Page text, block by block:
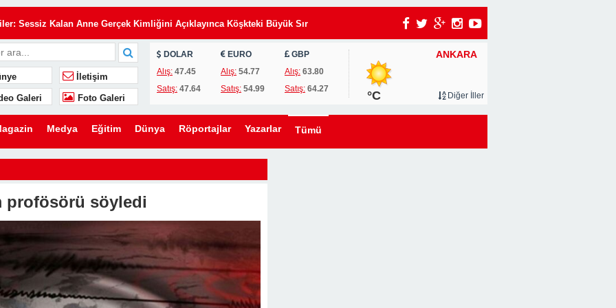
Sessiz Kalan Anne Gerçek Kimliğini Açıklayınca Köşkteki Büyük Sır
Annemi Hizmetçi Gibi Çalıştırıyorlardı: Tapunun Kime Ait Olduğunu
Gün, Kayınvalidesinin Son Hediyesi Hayatını Değiştirdi
Oğlunu Kurtaran Babanın Büyük Sırrı
Kahvaltı Masasında Tüm Gerçekleri Ortaya Çıkardı
Üvey Babasının Yaptığı Gizli Davet Tüm Ailenin Kaderini Değiştirdi
İki Havlu, Bir Babanın Sakladığı Büyük Acıyı Ortaya Çıkardı
Kurduğu Planı Tek Bir İmza Çökertti
İletişim
Galeri Foto Galeri
DOLAR
Alış: 47.45
Satış: 47.64
EURO
Alış:54.77
Satış:54.99
GBP
Alış:63.80
Satış:64.27
ANKARA
°C Diğer İller
Medya Eğitim Dünya Röportajlar Yazarlar Tümü
profösörü söyledi